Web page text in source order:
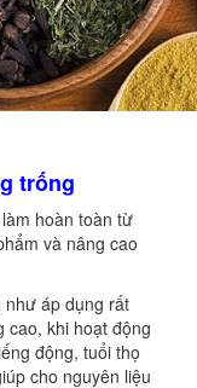
trống
hoàn toàn từ
và nâng cao
áp dụng rất
cao, khi hoạt động
động, tuổi thọ
cho nguyên liệu